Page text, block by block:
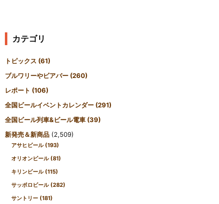
カテゴリ
トピックス (61)
ブルワリーやビアバー (260)
レポート (106)
全国ビールイベントカレンダー (291)
全国ビール列車&ビール電車 (39)
新発売＆新商品 (2,509)
アサヒビール (193)
オリオンビール (81)
キリンビール (115)
サッポロビール (282)
サントリー (181)